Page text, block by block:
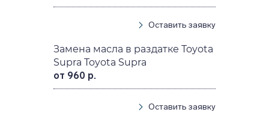
Оставить заявку
Замена масла в раздатке Toyota
Supra Toyota Supra
от 960 р.
Оставить заявку